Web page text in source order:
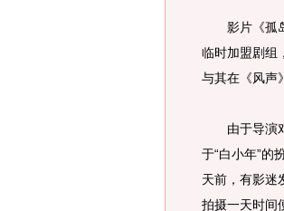
影片《孤岛
临时加盟剧组
与其在《风声
由于导演对
于“白小年”的
天前，有影迷
拍摄一天时间